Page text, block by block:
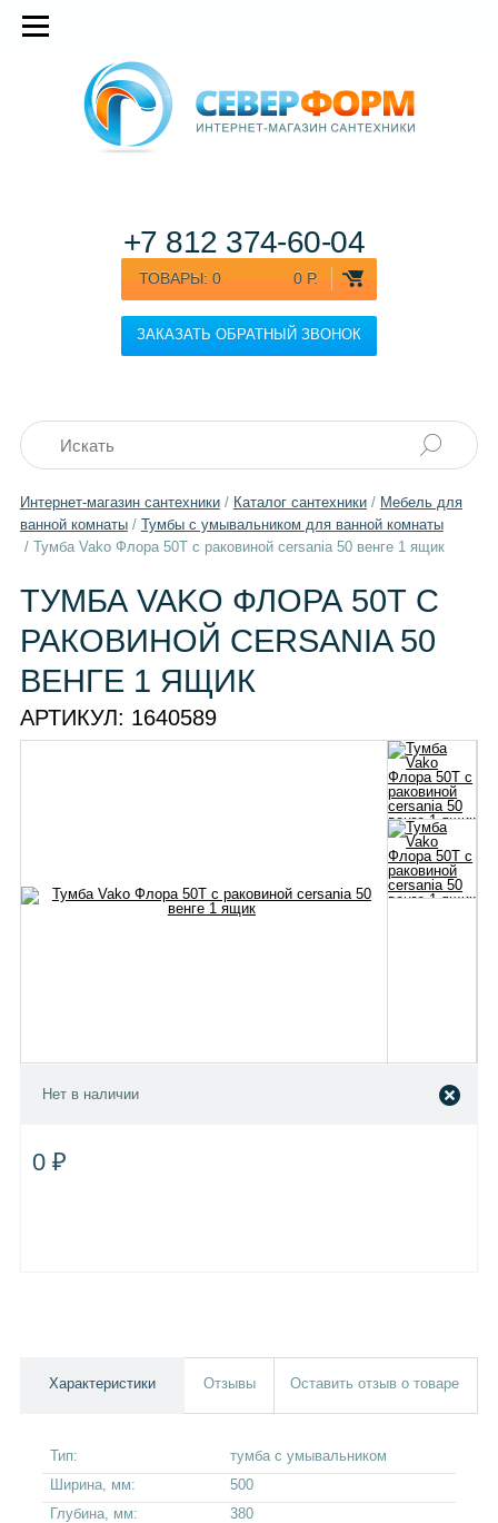
ТОВАРЫ: 0 0 Р.
ЗАКАЗАТЬ ОБРАТНЫЙ ЗВОНОК
+7 812 374-60-04
Интернет-магазин сантехники/ Каталог сантехники/ Мебель для
ванной комнаты/ Тумбы с умывальником для ванной комнаты
/ Тумба Vako Флора 50Т с раковиной cersania 50 венге 1 ящик
ТУМБА VAKO ФЛОРА 50Т С
РАКОВИНОЙ CERSANIA 50
ВЕНГЕ 1 ЯЩИК
АРТИКУЛ: 1640589
Нет в наличии
0 ₽
Характеристики Отзывы Оставить отзыв о товаре
Тип:
тумба с умывальником
Ширина, мм:
500
Глубина, мм:
380